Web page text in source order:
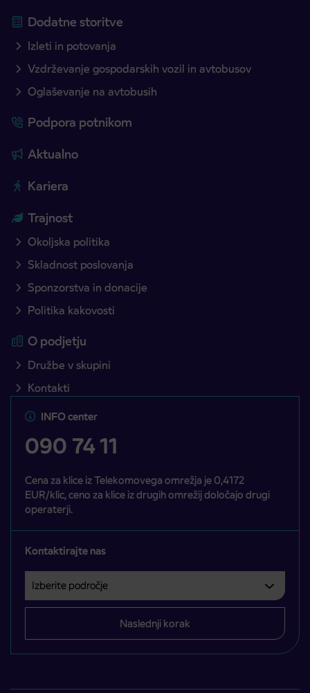
Dodatne storitve
Izleti in potovanja
Vzdrževanje gospodarskih vozil in avtobusov
Oglaševanje na avtobusih
Podpora potnikom
Aktualno
Kariera
Trajnost
Okoljska politika
Skladnost poslovanja
Sponzorstva in donacije
Politika kakovosti
O podjetju
Družbe v skupini
Kontakti
INFO center
090 74 11
Cena za klice iz Telekomovega omrežja je 0,4172
EUR/klic, ceno za klice iz drugih omrežij določajo drugi
operaterji.
Kontaktirajte nas
Izberite področje
Področje je obvezno izbrati.
Naslednji korak